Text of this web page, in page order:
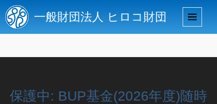
一般財団法人 ヒロコ財団
保護中: BUP基金(2026年度)随時